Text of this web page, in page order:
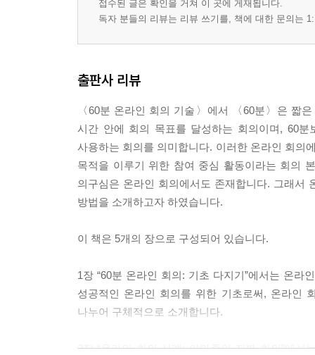
02 명확한 정보공유의 3가지 기술
04 합의된 의사결정의 3가지 기술
01 화면 공유
02 이름 바꾸기
03 화면 구성
04 주석 기능 1
05 주석 기능 2
06 구글 잼보드/미로/뮤랄/패들랫
08 채팅
10 파일 공유
11 화이트보드
12 구글 공유문서
접수된 글은 확인을 거쳐 이 곳에 게재됩니다.
독자 분들의 리뷰는 리뷰 쓰기를, 책에 대한 문의는
출판사 리뷰
〈60분 온라인 회의 기술〉에서 〈60분〉은 짧
시간 안에 회의 목표를 달성하는 회의이며, 60
사용하는 회의를 의미합니다. 이러한 온라인 회의
목적을 이루기 위한 참여 중심 활동이라는 회의
의구심은 온라인 회의에서도 존재합니다. 그래서
방법을 소개하고자 하였습니다.
이 책은 5개의 장으로 구성되어 있습니다.
1장 “60분 온라인 회의: 기초 다지기”에서는 온
성공적인 온라인 회의를 위한 기초로써, 온라인
나누어 구체적으로 소개합니다.
2장 “온라인 회의 사례: 아마존의 진짜 회의”에서